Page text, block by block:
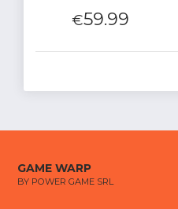
€59.99
GAME WARP
BY POWER GAME SRL